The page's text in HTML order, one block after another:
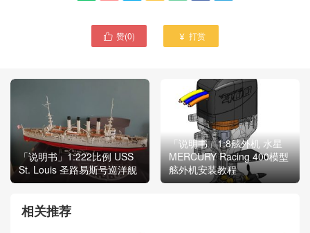
 赞(0)  打赏
「说明书」1:222比例 USS
St. Louis 圣路易斯号巡洋舰
「说明书」1:8舷外机 水星
MERCURY Racing 400模型
舷外机安装教程
相关推荐